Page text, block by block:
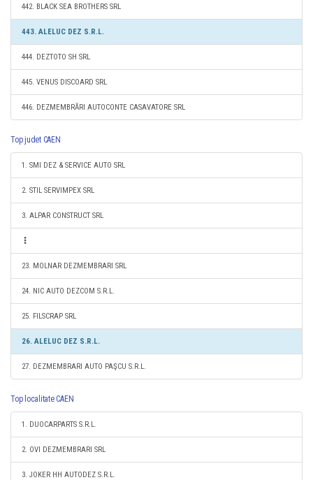
442. BLACK SEA BROTHERS SRL
443. ALELUC DEZ S.R.L.
444. DEZTOTO SH SRL
445. VENUS DISCOARD SRL
446. DEZMEMBRĂRI AUTOCONTE CASAVATORE SRL
Top judet CAEN
1. SMI DEZ & SERVICE AUTO SRL
2. STIL SERVIMPEX SRL
3. ALPAR CONSTRUCT SRL
23. MOLNAR DEZMEMBRARI SRL
24. NIC AUTO DEZCOM S.R.L.
25. FILSCRAP SRL
26. ALELUC DEZ S.R.L.
27. DEZMEMBRARI AUTO PAŞCU S.R.L.
Top localitate CAEN
1. DUOCARPARTS S.R.L.
2. OVI DEZMEMBRARI SRL
3. JOKER HH AUTODEZ S.R.L.